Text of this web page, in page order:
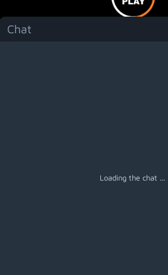
Chat
Loading the chat ...